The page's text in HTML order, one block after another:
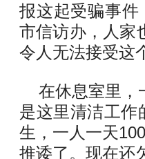
报这起受骗事
市信访办，人家
令人无法接受这
在休息室里，
是这里清洁工作
生，一人一天
推诿了。现在还